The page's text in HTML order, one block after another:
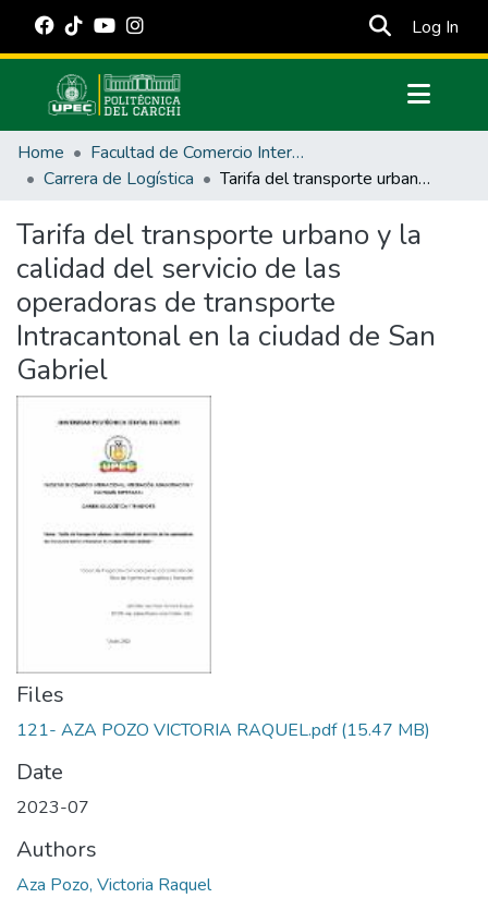
Log In
Communities & Collections
All of DSpace
Estadísticas Externas
Home
Facultad de Comercio Internacional, Integración, Administración y Economía Empresarial
Carrera de Logística
Tarifa del transporte urbano y la calidad del servicio de las operadoras de transporte Intracantonal en la ciudad de San Gabriel
Tarifa del transporte urbano y la
calidad del servicio de las
operadoras de transporte
Intracantonal en la ciudad de San
Gabriel
Files
121- AZA POZO VICTORIA RAQUEL.pdf(15.47 MB)
Date
2023-07
Authors
Aza Pozo, Victoria Raquel